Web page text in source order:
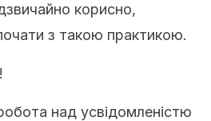
корисно,
з такою практикою.
над усвідомленістю